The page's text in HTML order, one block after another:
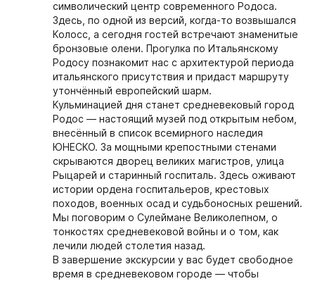
символический центр современного Родоса.
Здесь, по одной из версий, когда-то возвышался
Колосс, а сегодня гостей встречают знаменитые
бронзовые олени. Прогулка по Итальянскому
Родосу познакомит нас с архитектурой периода
итальянского присутствия и придаст маршруту
утончённый европейский шарм.
Кульминацией дня станет средневековый город
Родос — настоящий музей под открытым небом,
внесённый в список всемирного наследия
ЮНЕСКО. За мощными крепостными стенами
скрываются дворец великих магистров, улица
Рыцарей и старинный госпиталь. Здесь оживают
истории ордена госпитальеров, крестовых
походов, военных осад и судьбоносных решений.
Мы поговорим о Сулеймане Великолепном, о
тонкостях средневековой войны и о том, как
лечили людей столетия назад.
В завершение экскурсии у вас будет свободное
время в средневековом городе — чтобы